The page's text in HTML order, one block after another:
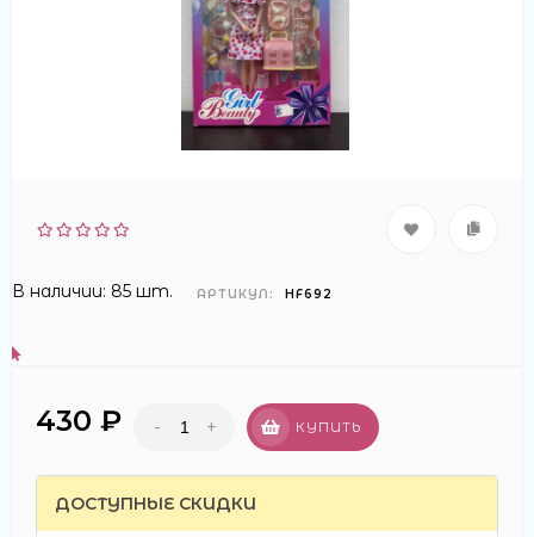
В наличии: 85 шт. АРТИКУЛ: HF692
430 ₽ - + КУПИТЬ
ДОСТУПНЫЕ СКИДКИ